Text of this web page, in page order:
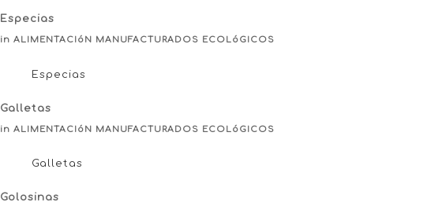
Especias
in ALIMENTACIóN MANUFACTURADOS ECOLóGICOS
Especias
Galletas
in ALIMENTACIóN MANUFACTURADOS ECOLóGICOS
Galletas
Golosinas